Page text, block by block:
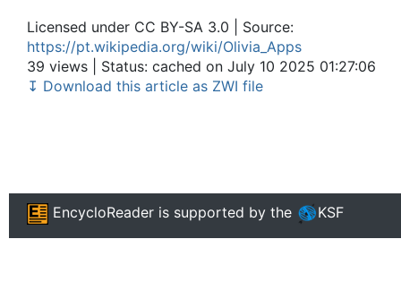
Licensed under CC BY-SA 3.0 | Source:
https://pt.wikipedia.org/wiki/Olivia_Apps
39 views | Status: cached on July 10 2025 01:27:06
↧ Download this article as ZWI file
EncycloReader is supported by the KSF